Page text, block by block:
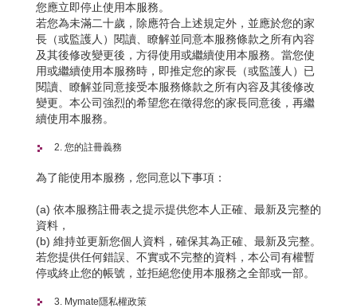
您應立即停止使用本服務。
若您為未滿二十歲，除應符合上述規定外，並應於您的家
長（或監護人）閱讀、瞭解並同意本服務條款之所有內容
及其後修改變更後，方得使用或繼續使用本服務。當您使
用或繼續使用本服務時，即推定您的家長（或監護人）已
閱讀、瞭解並同意接受本服務條款之所有內容及其後修改
變更。本公司強烈的希望您在徵得您的家長同意後，再繼
續使用本服務。
2. 您的註冊義務
為了能使用本服務，您同意以下事項：
(a) 依本服務註冊表之提示提供您本人正確、最新及完整的
資料，
(b) 維持並更新您個人資料，確保其為正確、最新及完整。
若您提供任何錯誤、不實或不完整的資料，本公司有權暫
停或終止您的帳號，並拒絕您使用本服務之全部或一部。
3. Mymate隱私權政策